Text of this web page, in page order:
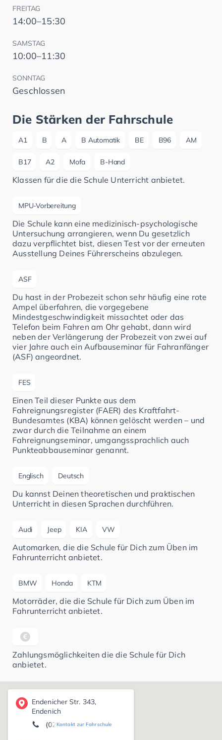
FREITAG
14:00–15:30
SAMSTAG
10:00–11:30
SONNTAG
Geschlossen
Die Stärken der Fahrschule
A1 B A B Automatik BE B96 AM
B17 A2 Mofa B-Hand
Klassen für die die Schule Unterricht anbietet.
MPU-Vorbereitung
Die Schule kann eine medizinisch-psychologische
Untersuchung arrangieren, wenn Du gesetzlich
dazu verpflichtet bist, diesen Test vor der erneuten
Ausstellung Deines Führerscheins abzulegen.
ASF
Du hast in der Probezeit schon sehr häufig eine rote
Ampel überfahren, die vorgegebene
Mindestgeschwindigkeit missachtet oder das
Telefon beim Fahren am Ohr gehabt, dann wird
neben der Verlängerung der Probezeit von zwei auf
vier Jahre auch ein Aufbauseminar für Fahranfänger
(ASF) angeordnet.
FES
Einen Teil dieser Punkte aus dem
Fahreignungsregister (FAER) des Kraftfahrt-
Bundesamtes (KBA) können gelöscht werden – und
zwar durch die Teilnahme an einem
Fahreignungseminar, umgangssprachlich auch
Punkteabbauseminar genannt.
Englisch Deutsch
Du kannst Deinen theoretischen und praktischen
Unterricht in diesen Sprachen durchführen.
Audi Jeep KIA VW
Automarken, die die Schule für Dich zum Üben im
Fahrunterricht anbietet.
BMW Honda KTM
Motorräder, die die Schule für Dich zum Üben im
Fahrunterricht anbietet.
Zahlungsmöglichkeiten die die Schule für Dich
anbietet.
Endenicher Str. 343,
Endenich
Kontakt zur Fahrschule
(0228) 85 02 79 90